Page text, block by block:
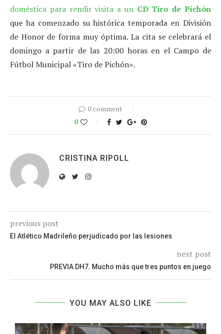
doméstica para rendir visita a un CD Tiro de Pichón
que ha comenzado su histórica temporada en División
de Honor de forma muy óptima. La cita se celebrará el
domingo a partir de las 20:00 horas en el Campo de
Fútbol Municipal «Tiro de Pichón».
0 comment
0
CRISTINA RIPOLL
previous post
El Atlético Madrileño perjudicado por las lesiones
next post
PREVIA DH7. Mucho más que tres puntos en juego
YOU MAY ALSO LIKE